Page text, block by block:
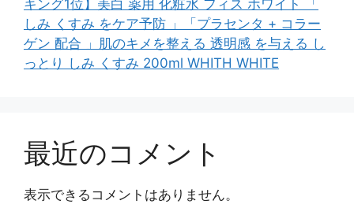
キング1位】美白 薬用 化粧水 フィス ホワイト 「
しみ くすみ をケア予防 」「プラセンタ + コラー
ゲン 配合 」肌のキメを整える 透明感 を与える し
っとり しみ くすみ 200ml WHITH WHITE
最近のコメント
表示できるコメントはありません。